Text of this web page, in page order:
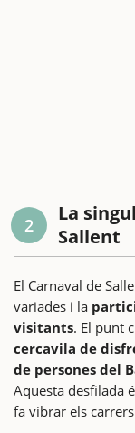
2
La
Sallent
El Carnaval de
variades i la
visitants. El punt
cercavila de
de persones del
Aquesta desfilada
fa vibrar els